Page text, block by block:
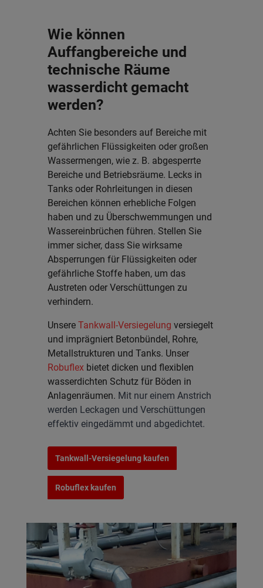
Wie können
Auffangbereiche und
technische Räume
wasserdicht gemacht
werden?
Achten Sie besonders auf Bereiche mit
gefährlichen Flüssigkeiten oder großen
Wassermengen, wie z. B. abgesperrte
Bereiche und Betriebsräume. Lecks in
Tanks oder Rohrleitungen in diesen
Bereichen können erhebliche Folgen
haben und zu Überschwemmungen und
Wassereinbrüchen führen. Stellen Sie
immer sicher, dass Sie wirksame
Absperrungen für Flüssigkeiten oder
gefährliche Stoffe haben, um das
Austreten oder Verschüttungen zu
verhindern.
Unsere Tankwall-Versiegelung versiegelt
und imprägniert Betonbündel, Rohre,
Metallstrukturen und Tanks. Unser
Robuflexbietet dicken und flexiblen
wasserdichten Schutz für Böden in
Anlagenräumen. Mit nur einem Anstrich
werden Leckagen und Verschüttungen
effektiv eingedämmt und abgedichtet.
Tankwall-Versiegelung kaufen
Robuflex kaufen